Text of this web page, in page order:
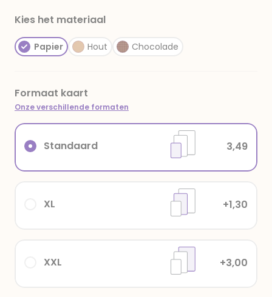
Kies het materiaal
Papier Hout Chocolade
Formaat kaart
Onze verschillende formaten
XXL +3,00
XL +1,30
Standaard 3,49